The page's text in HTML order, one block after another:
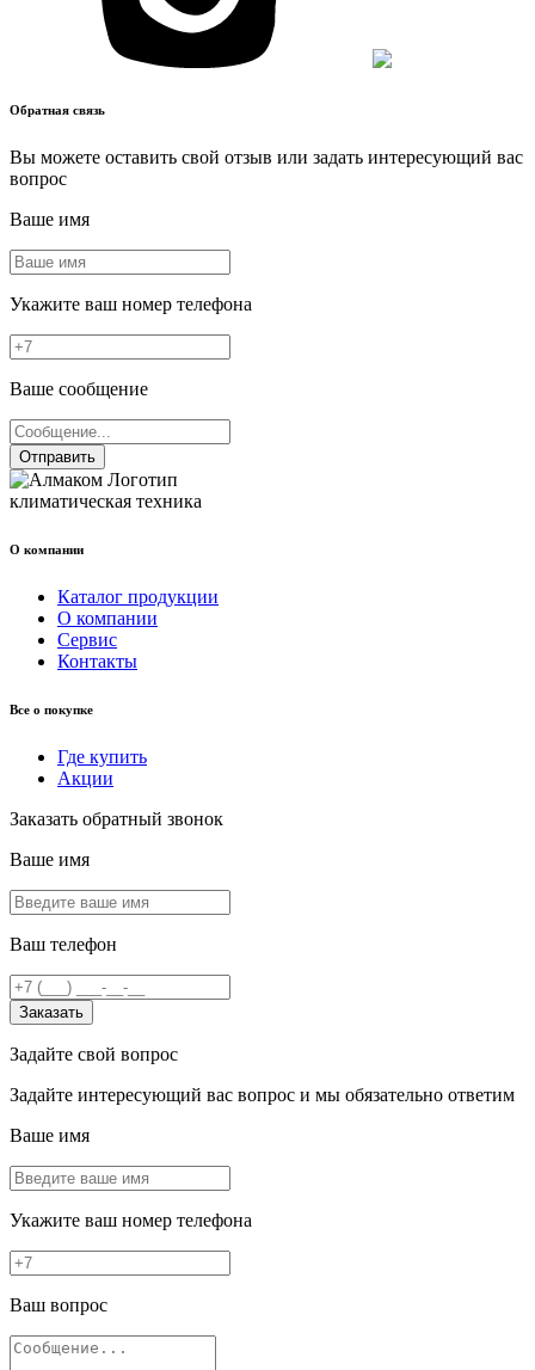
Обратная связь
Вы можете оставить свой отзыв или задать интересующий вас
вопрос
Ваше имя
Укажите ваш номер телефона
Ваше сообщение
Отправить
климатическая техника
О компании
Каталог продукции
О компании
Сервис
Контакты
Все о покупке
Где купить
Акции
Заказать обратный звонок
Ваше имя
Ваш телефон
Заказать
Задайте свой вопрос
Задайте интересующий вас вопрос и мы обязательно ответим
Ваше имя
Укажите ваш номер телефона
Ваш вопрос